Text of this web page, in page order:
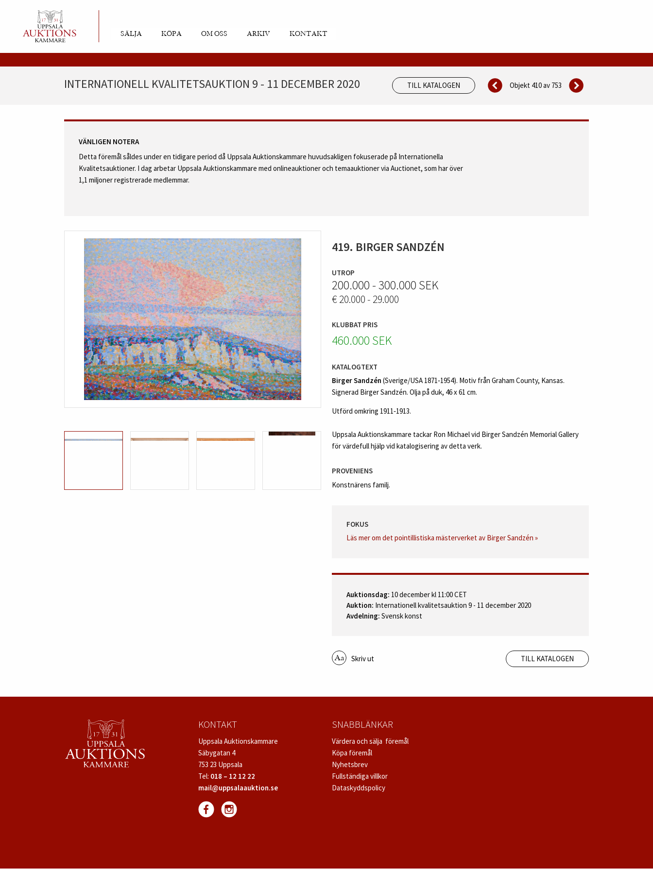
SÄLJA KÖPA OM OSS ARKIV KONTAKT
INTERNATIONELL KVALITETSAUKTION 9 - 11 DECEMBER 2020 TILL KATALOGEN Objekt 410 av 753
VÄNLIGEN NOTERA
Detta föremål såldes under en tidigare period då Uppsala Auktionskammare huvudsakligen fokuserade på Internationella
Kvalitetsauktioner. I dag arbetar Uppsala Auktionskammare med onlineauktioner och temaauktioner via Auctionet, som har över
1,1 miljoner registrerade medlemmar.
419. BIRGER SANDZÉN
UTROP
200.000 - 300.000 SEK
€ 20.000 - 29.000
KLUBBAT PRIS
460.000 SEK
KATALOGTEXT
Birger Sandzén (Sverige/USA 1871‑1954). Motiv från Graham County, Kansas.
Signerad Birger Sandzén. Olja på duk, 46 x 61 cm.
Utförd omkring 1911‑1913.
Uppsala Auktionskammare tackar Ron Michael vid Birger Sandzén Memorial Gallery
för värdefull hjälp vid katalogisering av detta verk.
PROVENIENS
Konstnärens familj.
FOKUS
Läs mer om det pointillistiska mästerverket av Birger Sandzén »
Auktionsdag: 10 december kl 11:00 CET
Auktion: Internationell kvalitetsauktion 9 - 11 december 2020
Avdelning: Svensk konst
Skriv ut TILL KATALOGEN
KONTAKT
Uppsala Auktionskammare
Säbygatan 4
753 23 Uppsala
Tel: 018 – 12 12 22
mail@uppsalaauktion.se
SNABBLÄNKAR
Värdera och sälja föremål
Köpa föremål
Nyhetsbrev
Fullständiga villkor
Dataskyddspolicy